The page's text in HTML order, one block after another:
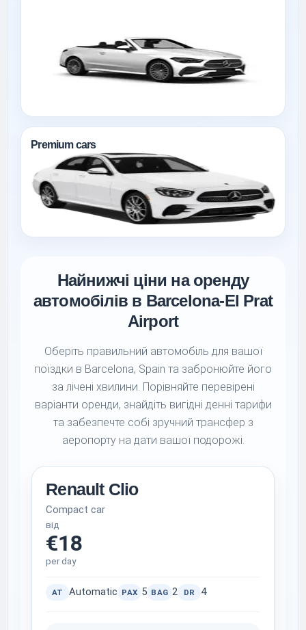
Premium cars
Найнижчі ціни на оренду
автомобілів в Barcelona-El Prat
Airport
Оберіть правильний автомобіль для вашої
поїздки в Barcelona, Spain та забронюйте його
за лічені хвилини. Порівняйте перевірені
варіанти оренди, знайдіть вигідні денні тарифи
та забезпечте собі зручний трансфер з
аеропорту на дати вашої подорожі.
Renault Clio
Compact car
від
€18
per day
AT Automatic PAX 5 BAG 2 DR 4